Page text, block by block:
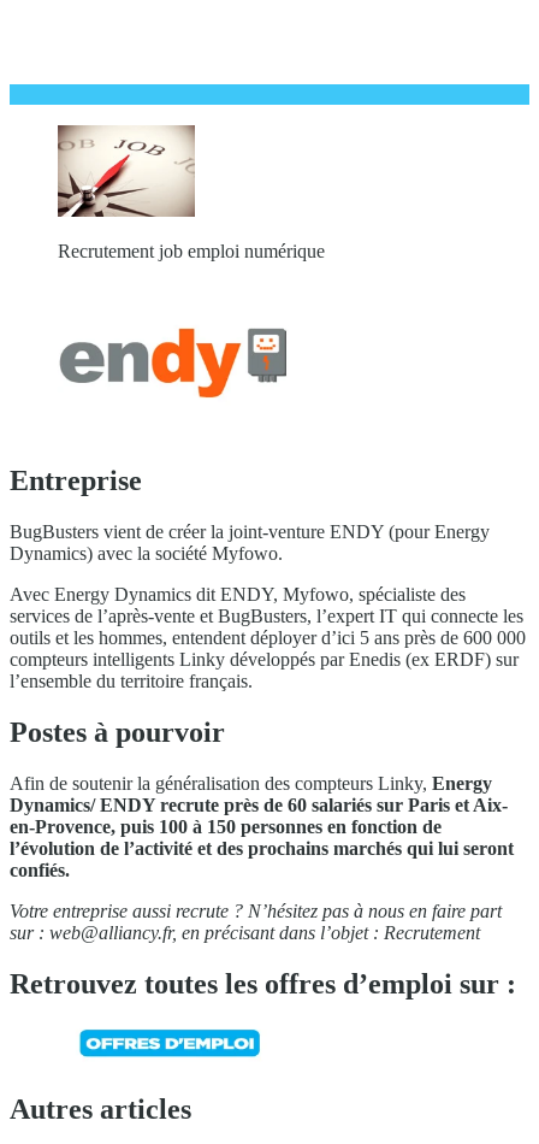
Recrutement job emploi numérique
Entreprise
BugBusters vient de créer la joint-venture ENDY (pour Energy
Dynamics) avec la société Myfowo.
Avec Energy Dynamics dit ENDY, Myfowo, spécialiste des
services de l’après-vente et BugBusters, l’expert IT qui connecte les
outils et les hommes, entendent déployer d’ici 5 ans près de 600 000
compteurs intelligents Linky développés par Enedis (ex ERDF) sur
l’ensemble du territoire français.
Postes à pourvoir
Afin de soutenir la généralisation des compteurs Linky, Energy
Dynamics/ ENDY recrute près de 60 salariés sur Paris et Aix-
en-Provence, puis 100 à 150 personnes en fonction de
l’évolution de l’activité et des prochains marchés qui lui seront
confiés.
Votre entreprise aussi recrute ? N’hésitez pas à nous en faire part
sur : web@alliancy.fr, en précisant dans l’objet : Recrutement
Retrouvez toutes les offres d’emploi sur :
Autres articles